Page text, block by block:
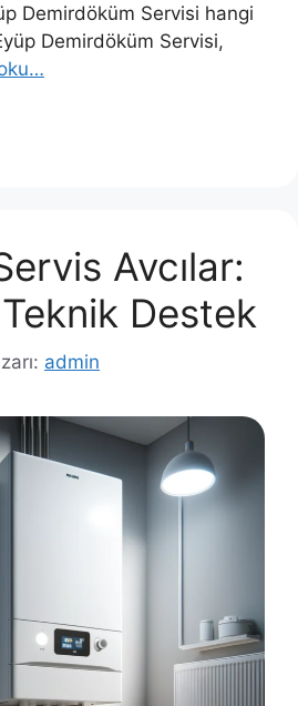
Demirdöküm Servisi hangi
Demirdöküm Servisi,
Avcılar:
Destek
admin